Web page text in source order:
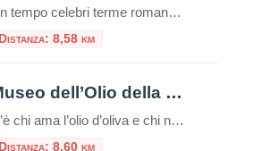
Un tempo celebri terme romane, oggi un sito naturalistico rigenerato e dedicato a un giovane scout. L’Oasi Sulfurea Simone Agostini è un angolo di pace e storia alle porte di Roma, un luogo dove il benessere della natura si fonde con il ricordo. Nascosta tra le colline della Sabina, nel comune di Montelibretti, si trova […]
Distanza: 8,58 km
Museo dell’Olio della Sabina
C’è chi ama l’olio d’oliva e chi non ne può fare a meno. Per tutti loro, c’è un posto speciale in cui andare: il Museo dell’Olio della Sabina. Immaginatevi un luogo antico, in cui gli antichi mestieri vengono ancora praticati con orgoglio. Un luogo dove si può apprendere la storia e la cultura di una […]
Distanza: 8,60 km